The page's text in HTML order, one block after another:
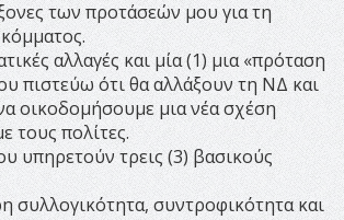
των προτάσεών μου για τη
αλλαγές και μία (1) μια «πρόταση
πιστεύω ότι θα αλλάξουν τη ΝΔ και
οικοδομήσουμε μια νέα σχέση
τους πολίτες.
υπηρετούν τρεις (3) βασικούς
συλλογικότητα, συντροφικότητα και